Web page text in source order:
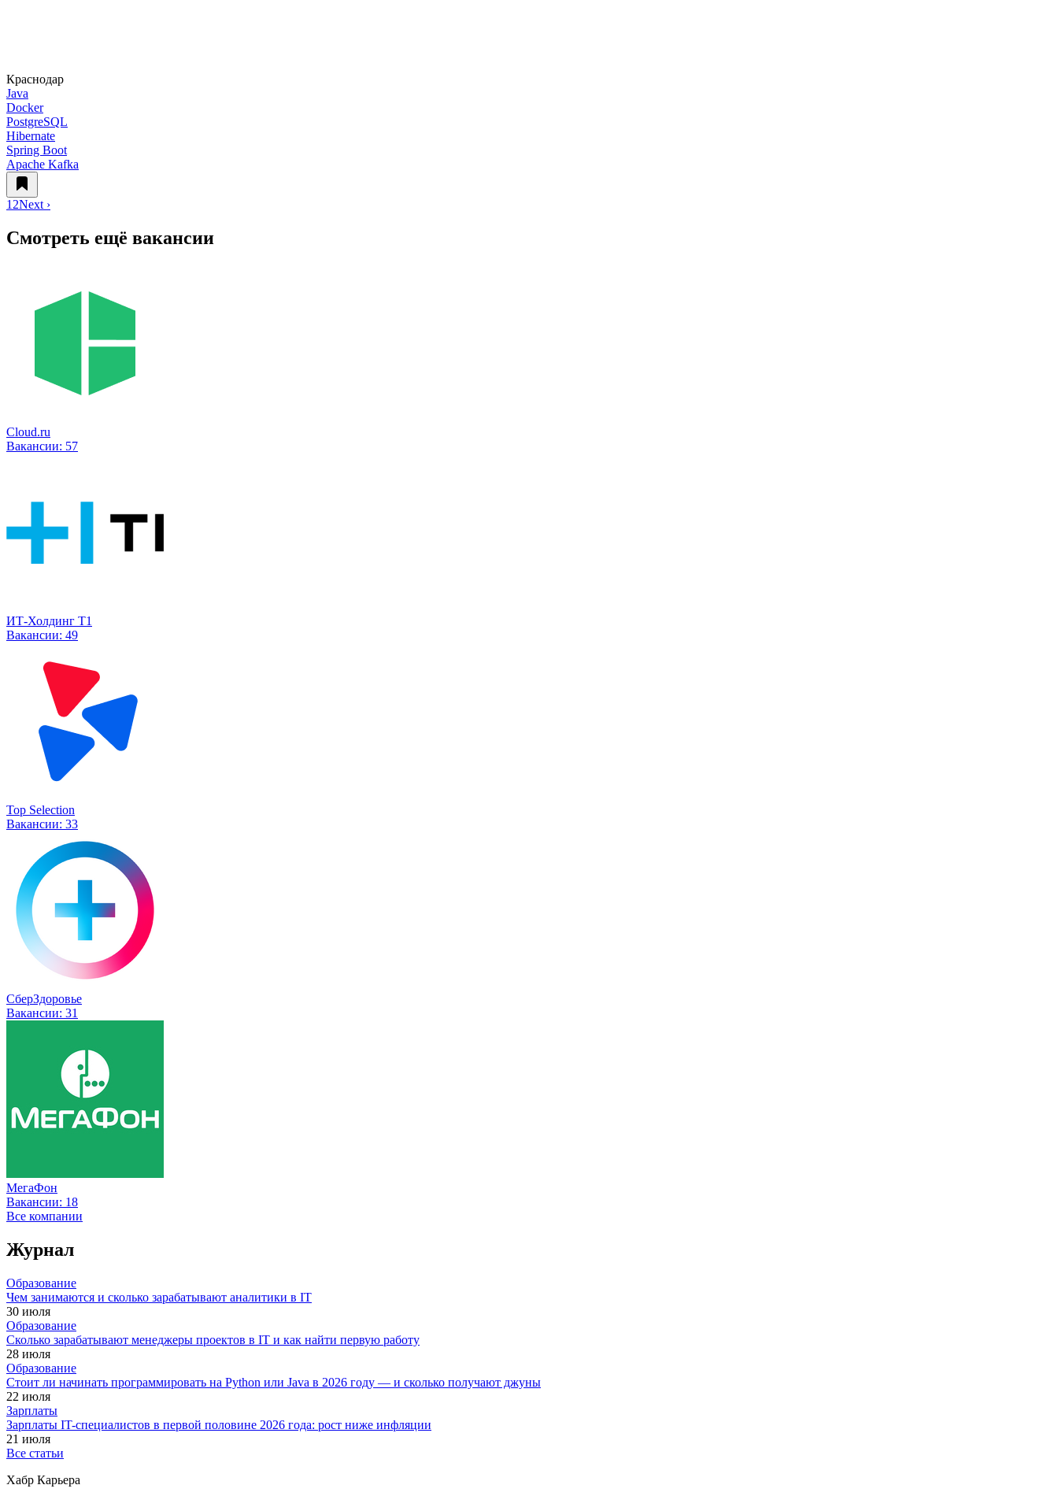
Краснодар
Java
Docker
PostgreSQL
Hibernate
Spring Boot
Apache Kafka
1 2Next ›
Смотреть ещё вакансии
Cloud.ru
Вакансии: 57
ИТ-Холдинг Т1
Вакансии: 49
Top Selection
Вакансии: 33
СберЗдоровье
Вакансии: 31
МегаФон
Вакансии: 18
Все компании
Журнал
Образование
Чем занимаются и сколько зарабатывают аналитики в IT
30 июля
Образование
Сколько зарабатывают менеджеры проектов в IT и как найти первую работу
28 июля
Образование
Стоит ли начинать программировать на Python или Java в 2026 году — и сколько получают джуны
22 июля
Зарплаты
Зарплаты IT-специалистов в первой половине 2026 года: рост ниже инфляции
21 июля
Все статьи
Хабр Карьера